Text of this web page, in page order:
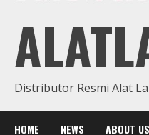
Distributor Resmi Alat
HOME NEWS ABOUT US